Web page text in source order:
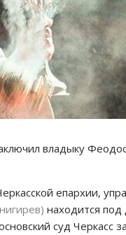
владыку
епархии,
находится
суд Черкасс